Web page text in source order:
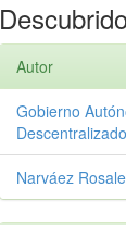
Autor
Gobierno
Narváez